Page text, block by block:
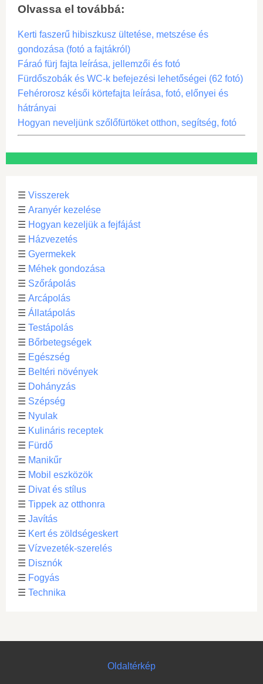
Olvassa el továbbá:
Kerti faszerű hibiszkusz ültetése, metszése és
gondozása (fotó a fajtákról)
Fáraó fürj fajta leírása, jellemzői és fotó
Fürdőszobák és WC-k befejezési lehetőségei (62 fotó)
Fehérorosz késői körtefajta leírása, fotó, előnyei és
hátrányai
Hogyan neveljünk szőlőfürtöket otthon, segítség, fotó
☰ Visszerek
☰ Aranyér kezelése
☰ Hogyan kezeljük a fejfájást
☰ Házvezetés
☰ Gyermekek
☰ Méhek gondozása
☰ Szőrápolás
☰ Arcápolás
☰ Állatápolás
☰ Testápolás
☰ Bőrbetegségek
☰ Egészség
☰ Beltéri növények
☰ Dohányzás
☰ Szépség
☰ Nyulak
☰ Kulináris receptek
☰ Fürdő
☰ Manikűr
☰ Mobil eszközök
☰ Divat és stílus
☰ Tippek az otthonra
☰ Javítás
☰ Kert és zöldségeskert
☰ Vízvezeték-szerelés
☰ Disznók
☰ Fogyás
☰ Technika
Oldaltérkép